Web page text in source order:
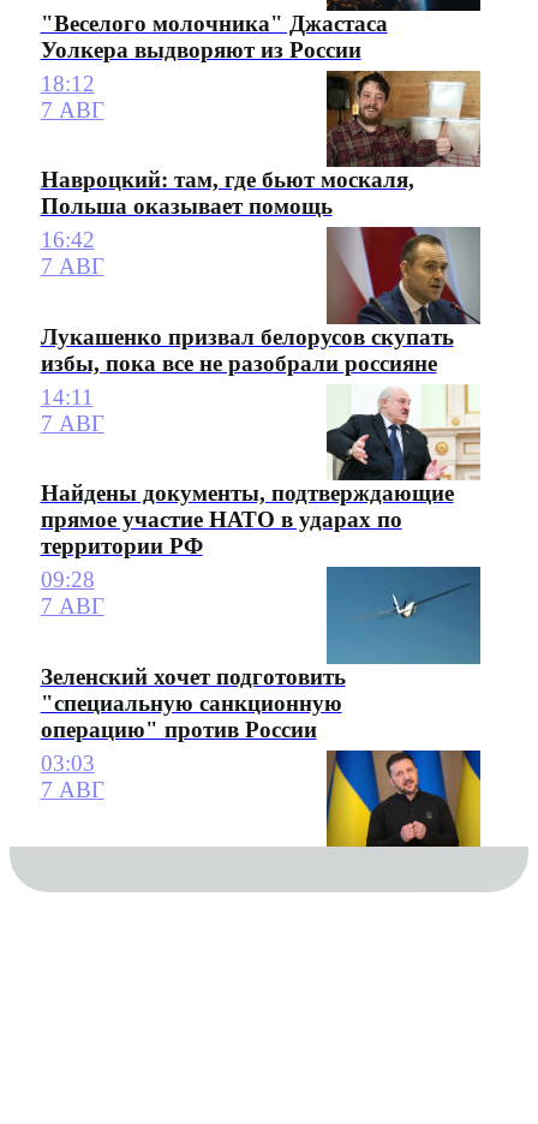
"Веселого молочника" Джастаса
Уолкера выдворяют из России
18:12
7 АВГ
Навроцкий: там, где бьют москаля,
Польша оказывает помощь
16:42
7 АВГ
Лукашенко призвал белорусов скупать
избы, пока все не разобрали россияне
14:11
7 АВГ
Найдены документы, подтверждающие
прямое участие НАТО в ударах по
территории РФ
09:28
7 АВГ
Зеленский хочет подготовить
"специальную санкционную
операцию" против России
03:03
7 АВГ